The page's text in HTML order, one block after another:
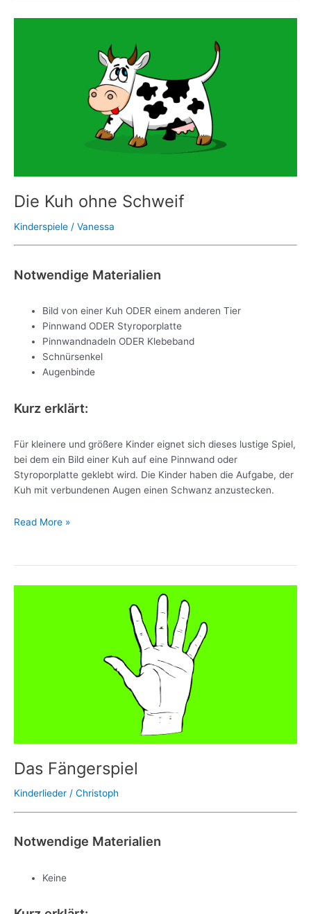
Die Kuh ohne Schweif
Kinderspiele / Vanessa
Notwendige Materialien
Bild von einer Kuh ODER einem anderen Tier
Pinnwand ODER Styroporplatte
Pinnwandnadeln ODER Klebeband
Schnürsenkel
Augenbinde
Kurz erklärt:
Für kleinere und größere Kinder eignet sich dieses lustige Spiel,
bei dem ein Bild einer Kuh auf eine Pinnwand oder
Styroporplatte geklebt wird. Die Kinder haben die Aufgabe, der
Kuh mit verbundenen Augen einen Schwanz anzustecken.
Read More »
Das Fängerspiel
Kinderlieder / Christoph
Notwendige Materialien
Keine